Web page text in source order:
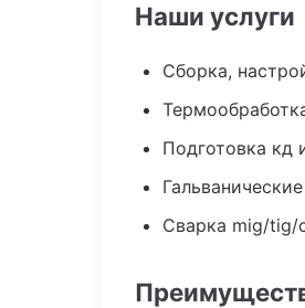
Наши услуги
Сборка,
Подготовка кд
Сварка mig/tig/